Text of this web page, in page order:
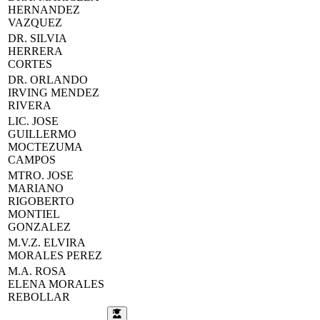
HERNANDEZ
VAZQUEZ
DR. SILVIA
HERRERA
CORTES
DR. ORLANDO
IRVING MENDEZ
RIVERA
LIC. JOSE
GUILLERMO
MOCTEZUMA
CAMPOS
MTRO. JOSE
MARIANO
RIGOBERTO
MONTIEL
GONZALEZ
M.V.Z. ELVIRA
MORALES PEREZ
M.A. ROSA
ELENA MORALES
REBOLLAR